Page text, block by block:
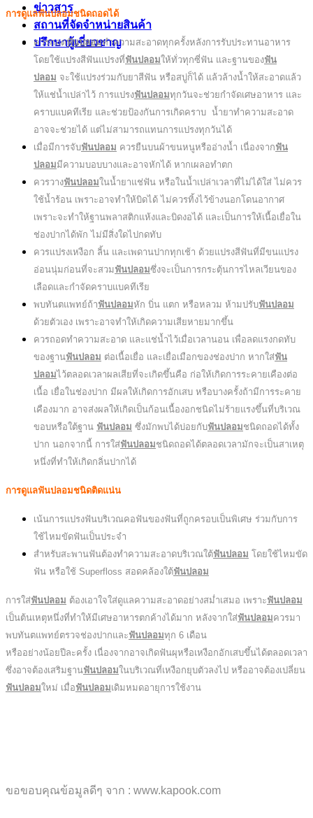
ข่าวสาร
สถานที่จัดจำหน่ายสินค้า
ปรึกษาผู้เชี่ยวชาญ
การดูแลฟันปลอมชนิดถอดได้
ควรถอดฟันปลอมทำความสะอาดทุกครั้งหลังการรับประทานอาหาร
โดยใช้แปรงสีฟันแปรงที่ฟันปลอมให้ทั่วทุกซี่ฟัน และฐานของฟัน
ปลอม จะใช้แปรงร่วมกับยาสีฟัน หรือสบู่ก็ได้ แล้วล้างน้ำให้สะอาดแล้ว
ให้แช่น้ำเปล่าไว้ การแปรงฟันปลอมทุกวันจะช่วยกำจัดเศษอาหาร และ
คราบแบคทีเรีย และช่วยป้องกันการเกิดคราบ น้ำยาทำความสะอาด
อาจจะช่วยได้ แต่ไม่สามารถแทนการแปรงทุกวันได้
เมื่อมีการจับฟันปลอม ควรยืนบนผ้าขนหนูหรืออ่างน้ำ เนื่องจากฟัน
ปลอมมีความบอบบางและอาจหักได้ หากเผลอทำตก
ควรวางฟันปลอมในน้ำยาแช่ฟัน หรือในน้ำเปล่าเวลาที่ไม่ได้ใส่ ไม่ควร
ใช้น้ำร้อน เพราะอาจทำให้บิดได้ ไม่ควรทิ้งไว้ข้างนอกโดนอากาศ
เพราะจะทำให้ฐานพลาสติกแห้งและบิดงอได้ และเป็นการให้เนื้อเยื่อใน
ช่องปากได้พัก ไม่มีสิ่งใดไปกดทับ
ควรแปรงเหงือก ลิ้น และเพดานปากทุกเช้า ด้วยแปรงสีฟันที่มีขนแปรง
อ่อนนุ่มก่อนที่จะสวมฟันปลอมซึ่งจะเป็นการกระตุ้นการไหลเวียนของ
เลือดและกำจัดคราบแบคทีเรีย
พบทันตแพทย์ถ้าฟันปลอมหัก บิ่น แตก หรือหลวม ห้ามปรับฟันปลอม
ด้วยตัวเอง เพราะอาจทำให้เกิดความเสียหายมากขึ้น
ควรถอดทำความสะอาด และแช่น้ำไว้เมื่อเวลานอน เพื่อลดแรงกดทับ
ของฐานฟันปลอม ต่อเนื้อเยื่อ และเยื่อเมือกของช่องปาก หากใส่ฟัน
ปลอมไว้ตลอดเวลาผลเสียที่จะเกิดขึ้นคือ ก่อให้เกิดการระคายเคืองต่อ
เนื้อ เยื่อในช่องปาก มีผลให้เกิดการอักเสบ หรือบางครั้งถ้ามีการระคาย
เคืองมาก อาจส่งผลให้เกิดเป็นก้อนเนื้องอกชนิดไม่ร้ายแรงขึ้นที่บริเวณ
ขอบหรือใต้ฐาน ฟันปลอม ซึ่งมักพบได้บ่อยกับฟันปลอมชนิดถอดได้ทั้ง
ปาก นอกจากนี้ การใส่ฟันปลอมชนิดถอดได้ตลอดเวลามักจะเป็นสาเหตุ
หนึ่งที่ทำให้เกิดกลิ่นปากได้
การดูแลฟันปลอมชนิดติดแน่น
เน้นการแปรงฟันบริเวณคอฟันของฟันที่ถูกครอบเป็นพิเศษ ร่วมกับการ
ใช้ไหมขัดฟันเป็นประจำ
สำหรับสะพานฟันต้องทำความสะอาดบริเวณใต้ฟันปลอม โดยใช้ไหมขัด
ฟัน หรือใช้ Superfloss สอดคล้องใต้ฟันปลอม
การใส่ฟันปลอม ต้องเอาใจใส่ดูแลความสะอาดอย่างสม่ำเสมอ เพราะฟันปลอม
เป็นต้นเหตุหนึ่งที่ทำให้มีเศษอาหารตกค้างได้มาก หลังจากใส่ฟันปลอมควรมา
พบทันตแพทย์ตรวจช่องปากและฟันปลอมทุก 6 เดือน
หรืออย่างน้อยปีละครั้ง เนื่องจากอาจเกิดฟันผุหรือเหงือกอักเสบขึ้นได้ตลอดเวลา
ซึ่งอาจต้องเสริมฐานฟันปลอมในบริเวณที่เหงือกยุบตัวลงไป หรืออาจต้องเปลี่ยน
ฟันปลอมใหม่ เมื่อฟันปลอมเดิมหมดอายุการใช้งาน
ขอขอบคุณข้อมูลดีๆ จาก : www.kapook.com